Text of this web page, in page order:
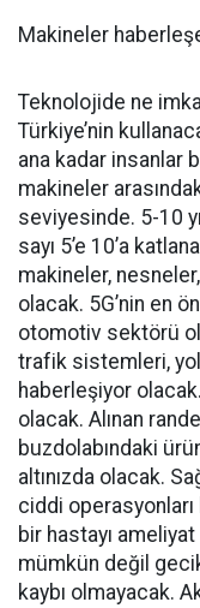
Makineler
Teknolojide ne
Türkiye’nin
ana kadar insanlar
makineler
seviyesinde. 5-10
sayı 5’e 10’a
makineler,
olacak. 5G’nin en
otomotiv sektörü
trafik sistemleri,
haberleşiyor
olacak. Alınan
buzdolabındaki
altınızda olacak.
ciddi operasyonları
bir hastayı
mümkün değil
kaybı olmayacak.